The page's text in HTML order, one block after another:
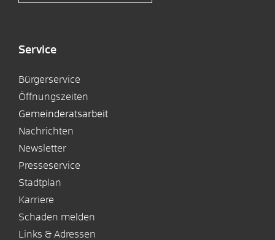
Service
Bürgerservice
Öffnungszeiten
Gemeinderatsarbeit
Nachrichten
Newsletter
Presseservice
Stadtplan
Karriere
Schaden melden
Links & Adressen